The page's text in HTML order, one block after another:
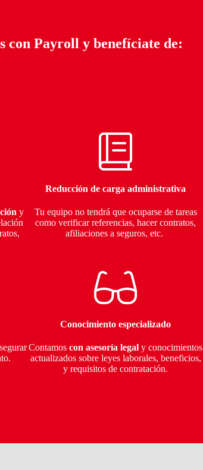
con Payroll y benefíciate de:
y
Reducción de carga administrativa
Tu equipo no tendrá que ocuparse de tareas
como verificar referencias, hacer contratos,
afiliaciones a seguros, etc.
Conocimiento especializado
Contamos con asesoría legal y conocimientos
actualizados sobre leyes laborales, beneficios,
y requisitos de contratación.